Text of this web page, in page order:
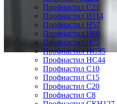
Профнастил C21
Профнастил Н114
Профнастил Н57
Профнастил Н60
Профнастил Н75
Профнастил НС35
Профнастил НС44
Профнастил С10
Профнастил С15
Профнастил С20
Профнастил С8